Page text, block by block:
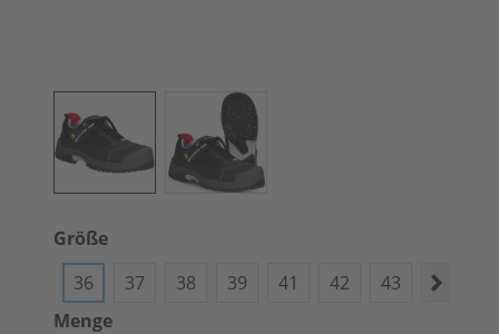
Größe
36
37 38 39 41 42 43 44
Menge